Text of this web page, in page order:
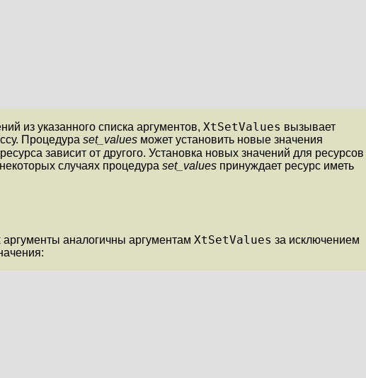
из указанного списка аргументов, XtSetValues вызывает
Процедура set_values может установить новые значения
зависит от другого. Установка новых значений для ресурсов
случаях процедура set_values принуждает ресурс иметь
аргументы аналогичны аргументам XtSetValues за исключением